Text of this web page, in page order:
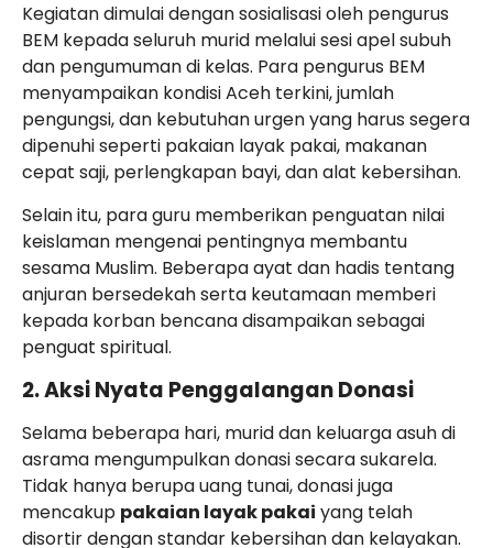
Kegiatan dimulai dengan sosialisasi oleh pengurus
BEM kepada seluruh murid melalui sesi apel subuh
dan pengumuman di kelas. Para pengurus BEM
menyampaikan kondisi Aceh terkini, jumlah
pengungsi, dan kebutuhan urgen yang harus segera
dipenuhi seperti pakaian layak pakai, makanan
cepat saji, perlengkapan bayi, dan alat kebersihan.
Selain itu, para guru memberikan penguatan nilai
keislaman mengenai pentingnya membantu
sesama Muslim. Beberapa ayat dan hadis tentang
anjuran bersedekah serta keutamaan memberi
kepada korban bencana disampaikan sebagai
penguat spiritual.
2. Aksi Nyata Penggalangan Donasi
Selama beberapa hari, murid dan keluarga asuh di
asrama mengumpulkan donasi secara sukarela.
Tidak hanya berupa uang tunai, donasi juga
mencakup pakaian layak pakai yang telah
disortir dengan standar kebersihan dan kelayakan.